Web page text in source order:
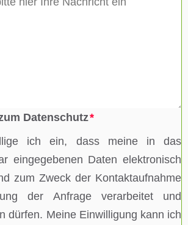
Datenschutz
ich ein, dass meine in das
eingegebenen Daten elektronisch
zum Zweck der Kontaktaufnahme
der Anfrage verarbeitet und
dürfen. Meine Einwilligung kann ich